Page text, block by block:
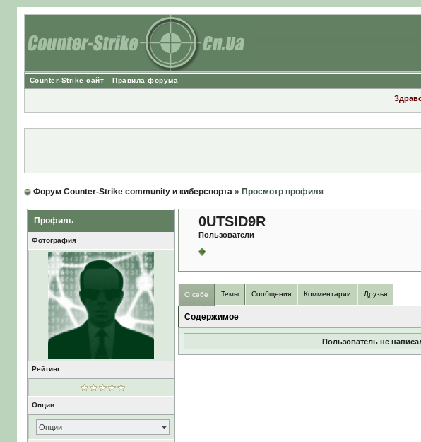
Counter-Strike сайт Правила форума
Форум Counter-Strike community и киберспорта» Просмотр профиля
Профиль
Фотография
Рейтинг
Опции
Опции
0UTSID9R
Пользователи
О себе Темы Сообщения Комментарии Друзья
Содержимое
Пользователь не